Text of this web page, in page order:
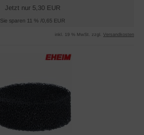
Jetzt nur 5,30 EUR
Sie sparen 11 % /0,65 EUR
inkl. 19 % MwSt. zzgl. Versandkosten